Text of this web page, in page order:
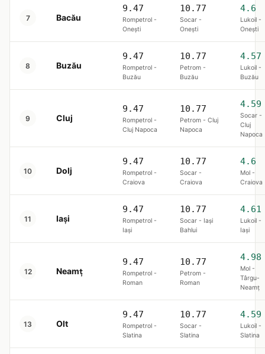
7 Bacău
9.47
Rompetrol -
Onești
10.77
Socar -
Onești
4.6
Lukoil -
Onești
8 Buzău
9.47
Rompetrol -
Buzău
10.77
Petrom -
Buzău
4.57
Lukoil -
Buzău
9 Cluj
9.47
Rompetrol -
Cluj Napoca
10.77
Petrom - Cluj
Napoca
4.59
Socar -
Cluj
Napoca
10 Dolj
9.47
Rompetrol -
Craiova
10.77
Socar -
Craiova
4.6
Mol -
Craiova
11 Iași
9.47
Rompetrol -
Iaşi
10.77
Socar - Iaşi
Bahlui
4.61
Lukoil -
Iaşi
12 Neamț
9.47
Rompetrol -
Roman
10.77
Petrom -
Roman
4.98
Mol -
Târgu-
Neamţ
13 Olt
9.47
Rompetrol -
Slatina
10.77
Socar -
Slatina
4.59
Lukoil -
Slatina